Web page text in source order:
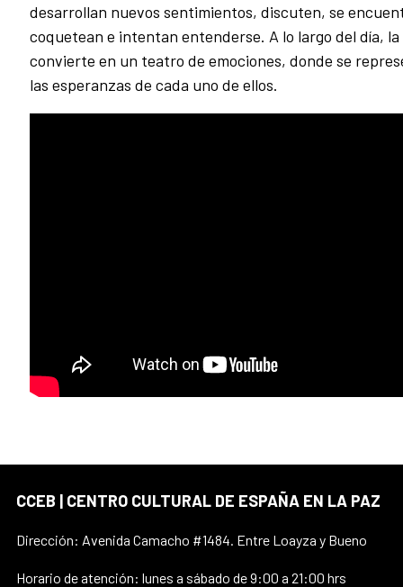
desarrollan nuevos sentimientos, discuten, se
coquetean e intentan entenderse. A lo largo del día,
convierte en un teatro de emociones, donde se
las esperanzas de cada uno de ellos.
CCEB | CENTRO CULTURAL DE ESPAÑA EN LA PAZ
Dirección: Avenida Camacho #1484. Entre Loayza y Bueno
Horario de atención: lunes a sábado de 9:00 a 21:00 hrs